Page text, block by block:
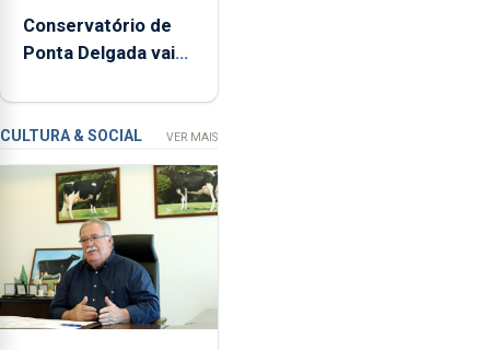
inspeções
relacionadas
a
apanha
ilegal
lapas
2022
e
2026.
Conservatório de
Ponta Delgada vai
instrumentos
CULTURA & SOCIAL VER MAIS